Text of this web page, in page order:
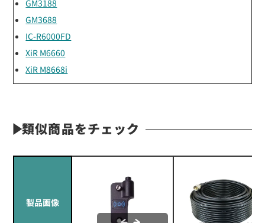
GM3188
GM3688
IC-R6000FD
XiR M6660
XiR M8668i
類似商品をチェック
製品画像